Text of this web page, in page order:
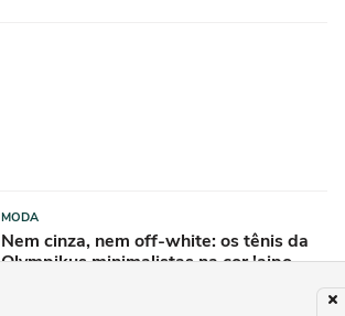
MODA
Nem cinza, nem off-white: os tênis da
Olympikus minimalistas na cor 'aipo